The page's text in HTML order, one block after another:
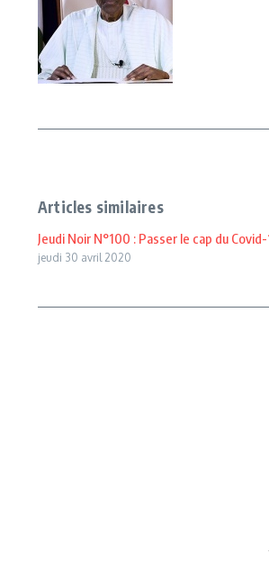
Articles similaires
Jeudi Noir N°100 : Passer le cap du
jeudi 30 avril 2020